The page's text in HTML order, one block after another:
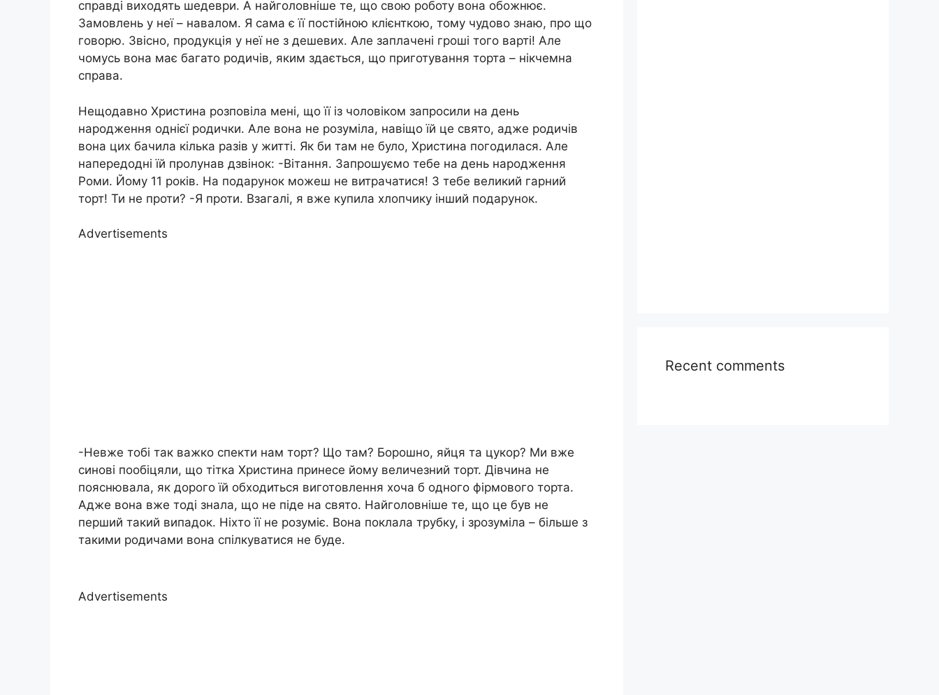
справді виходять шедеври. А найголовніше те, що свою роботу вона обожнює.
Замовлень у неї – навалом. Я сама є її постійною клієнткою, тому чудово знаю, про що
говорю. Звісно, продукція у неї не з дешевих. Але заплачені гроші того варті! Але
чомусь вона має багато родичів, яким здається, що приготування торта – нікчемна
справа.
Нещодавно Христина розповіла мені, що її із чоловіком запросили на день
народження однієї родички. Але вона не розуміла, навіщо їй це свято, адже родичів
вона цих бачила кілька разів у житті. Як би там не було, Христина погодилася. Але
напередодні їй пролунав дзвінок: -Вітання. Запрошуємо тебе на день народження
Роми. Йому 11 років. На подарунок можеш не витрачатися! З тебе великий гарний
торт! Ти не проти? -Я проти. Взагалі, я вже купила хлопчику інший подарунок.
Advertisements
-Невже тобі так важко спекти нам торт? Що там? Борошно, яйця та цукор? Ми вже
синові пообіцяли, що тітка Христина принесе йому величезний торт. Дівчина не
пояснювала, як дорого їй обходиться виготовлення хоча б одного фірмового торта.
Адже вона вже тоді знала, що не піде на свято. Найголовніше те, що це був не
перший такий випадок. Ніхто її не розуміє. Вона поклала трубку, і зрозуміла – більше з
такими родичами вона спілкуватися не буде.
Advertisements
Recent comments